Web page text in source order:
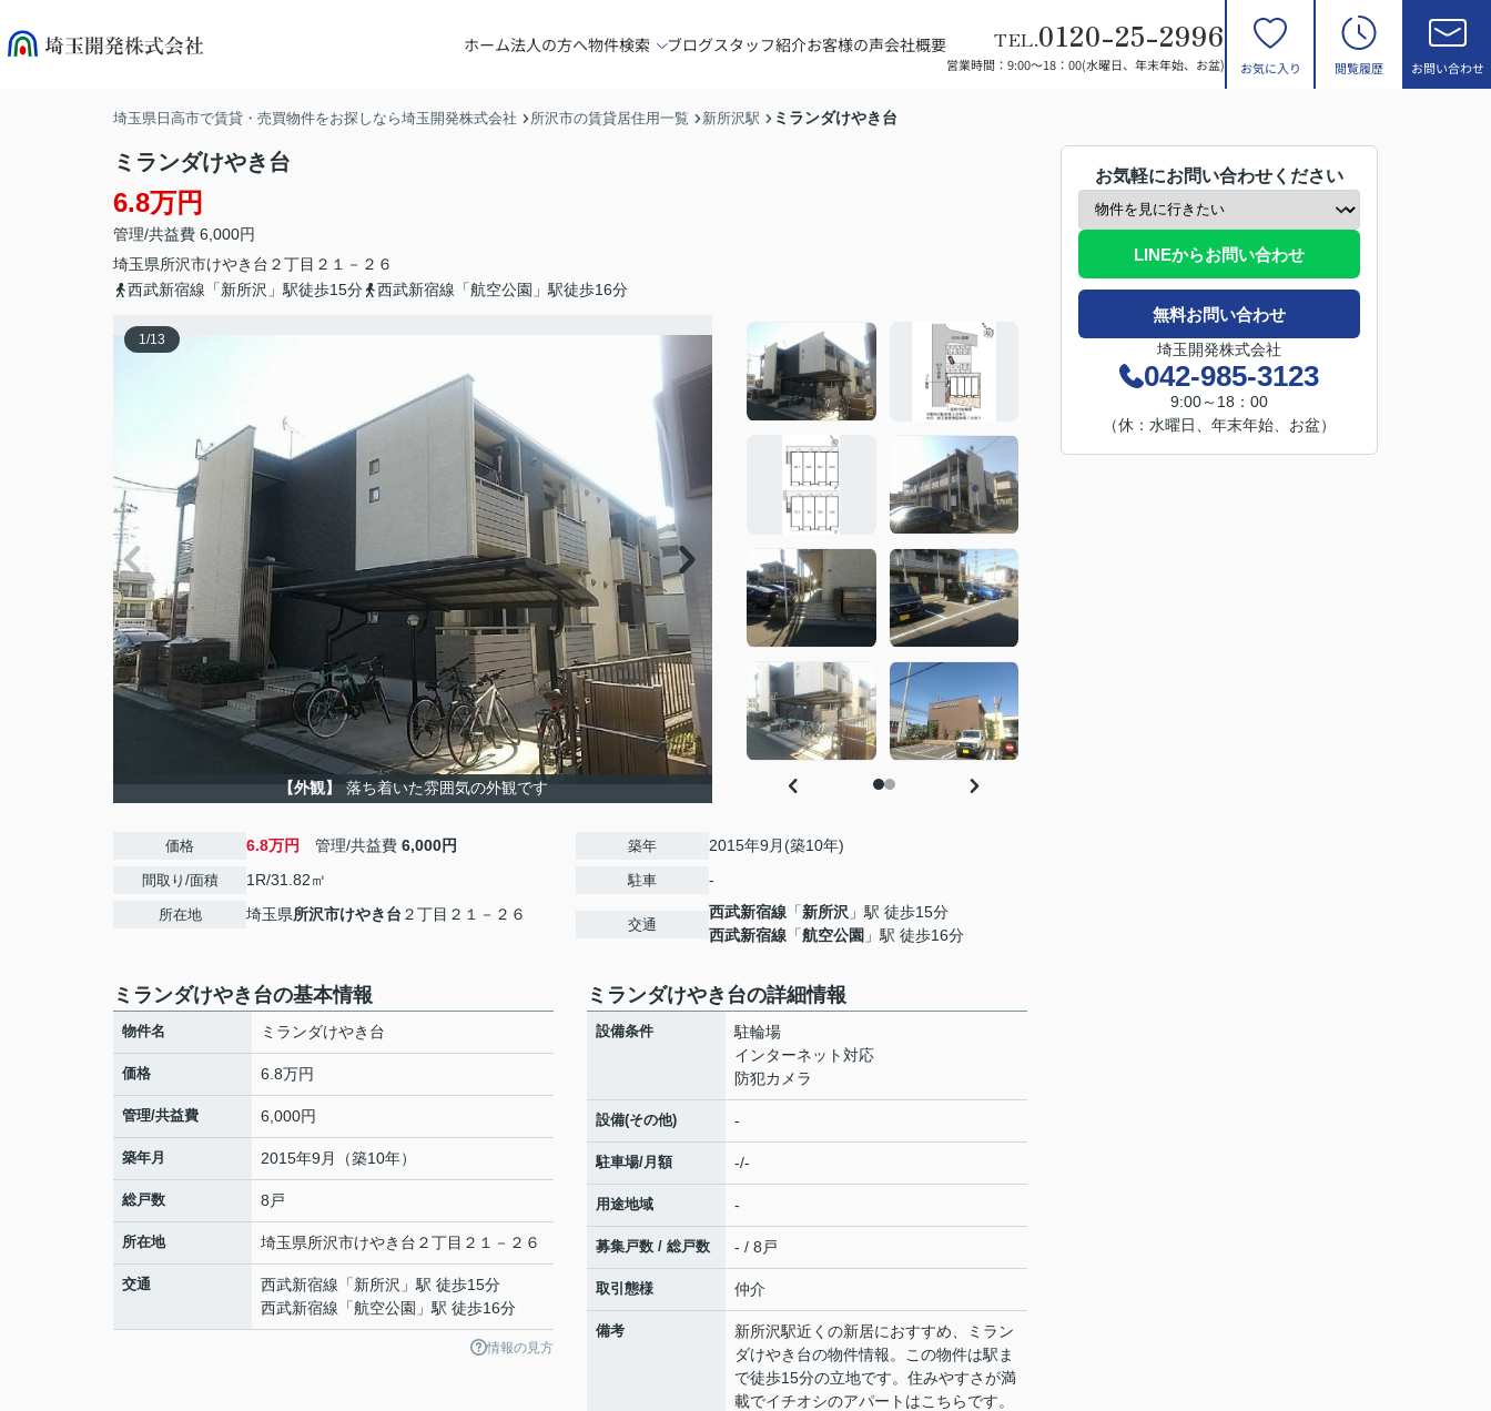
ホーム法人の方へ物件検索 ブログスタッフ紹介お客様の声会社概要 TEL.0120-25-2996
営業時間：9:00～18：00(水曜日、年末年始、お盆) お気に入り 閲覧履歴 お問い合わせ
埼玉県日高市で賃貸・売買物件をお探しなら埼玉開発株式会社 所沢市の賃貸居住用一覧 新所沢駅 ミランダけやき台
ミランダけやき台
6.8万円
管理/共益費 6,000円
埼玉県所沢市けやき台 ２丁目２１－２６
西武新宿線「新所沢」駅徒歩15分
西武新宿線「航空公園」駅徒歩16分
1/13
【外観】 落ち着いた雰囲気の外観です
価格 6.8万円 管理/共益費 6,000円
間取り/面積 1R/31.82㎡
所在地 埼玉県所沢市けやき台 ２丁目２１－２６
築年 2015年9月(築10年)
駐車 -
交通
西武新宿線 「新所沢 」駅 徒歩15分
西武新宿線 「航空公園 」駅 徒歩16分
ミランダけやき台の基本情報
物件名 ミランダけやき台
価格 6.8万円
管理/共益費 6,000円
築年月 2015年9月（築10年）
総戸数 8戸
所在地 埼玉県所沢市けやき台 ２丁目２１－２６
交通 西武新宿線 「新所沢 」駅 徒歩15分
西武新宿線 「航空公園 」駅 徒歩16分
情報の見方
ミランダけやき台の詳細情報
設備条件
駐輪場
インターネット対応
防犯カメラ
設備(その他) -
駐車場/月額 -/-
用途地域 -
募集戸数 / 総戸数 - / 8戸
取引態様 仲介
備考
新所沢駅近くの新居におすすめ、ミラン
ダけやき台の物件情報。この物件は駅ま
で徒歩15分の立地です。住みやすさが満
載でイチオシのアパートはこちらです。
お気軽にお問い合わせください
LINEからお問い合わせ
無料お問い合わせ
埼玉開発株式会社
042-985-3123
9:00～18：00
（休：水曜日、年末年始、お盆）